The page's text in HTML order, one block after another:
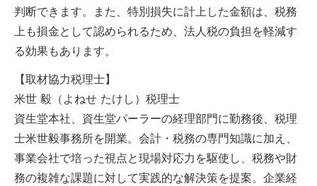
判断できます。また、特別損失に計上した金額は、税務
上も損金として認められるため、法人税の負担を軽減す
る効果もあります。
【取材協力税理士】
米世 毅（よねせ たけし）税理士
資生堂本社、資生堂パーラーの経理部門に勤務後、税理
士米世毅事務所を開業。会計・税務の専門知識に加え、
事業会社で培った視点と現場対応力を駆使し、税務や財
務の複雑な課題に対して実践的な解決策を提案。企業経